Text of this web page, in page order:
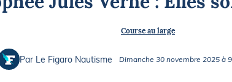
LOISIRS
Briefings
Course au large
Par Le Figaro Nautisme Dimanche 30 novembre 2025 à